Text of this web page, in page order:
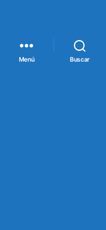
Menú Buscar